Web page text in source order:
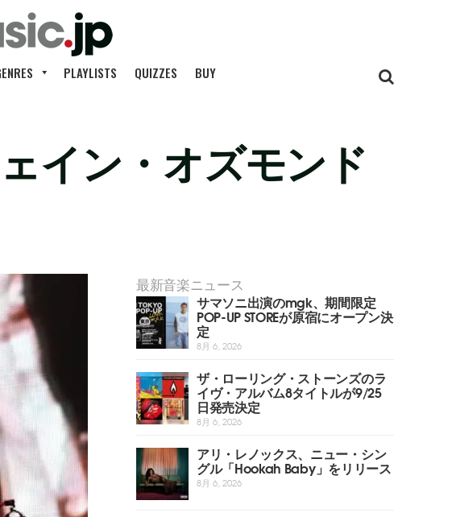
PLAYLISTS QUIZZES BUY
イン・オズモンド
最新音楽ニュース
サマソニ出演のmgk、期間限定
POP-UP STOREが原宿にオープン決
定
8月 6, 2026
ザ・ローリング・ストーンズのラ
イヴ・アルバム8タイトルが9/25
日発売決定
8月 6, 2026
アリ・レノックス、ニュー・シン
グル「Hookah Baby」をリリース
8月 6, 2026